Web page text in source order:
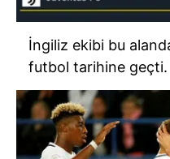
İngiliz ekibi bu
futbol tarihine geçti.